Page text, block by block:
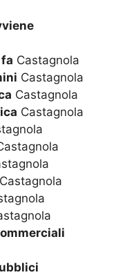
Castagnola
Castagnola
Castagnola
Castagnola
Castagnola